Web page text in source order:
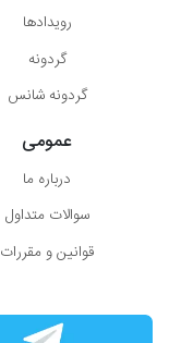
رویدادها
گردونه
گردونه شانس
عمومی
درباره ما
سوالات متداول
قوانین و مقررات